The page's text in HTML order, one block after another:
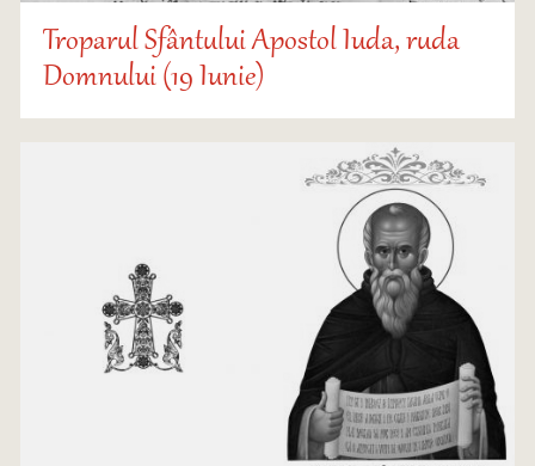
Troparul Sfântului Apostol Iuda, ruda
Domnului (19 Iunie)